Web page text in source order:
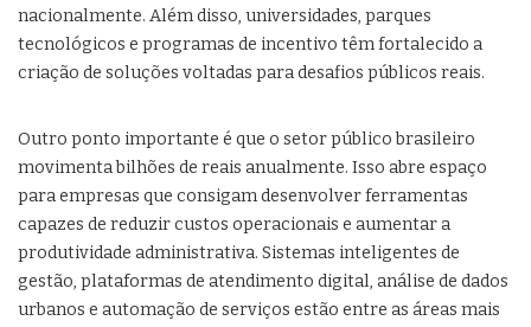
nacionalmente. Além disso, universidades, parques
tecnológicos e programas de incentivo têm fortalecido a
criação de soluções voltadas para desafios públicos reais.
Outro ponto importante é que o setor público brasileiro
movimenta bilhões de reais anualmente. Isso abre espaço
para empresas que consigam desenvolver ferramentas
capazes de reduzir custos operacionais e aumentar a
produtividade administrativa. Sistemas inteligentes de
gestão, plataformas de atendimento digital, análise de dados
urbanos e automação de serviços estão entre as áreas mais